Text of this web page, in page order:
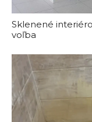
Sklenené
voľba